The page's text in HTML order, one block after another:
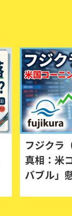
フジクラ
真相：米
バブル」